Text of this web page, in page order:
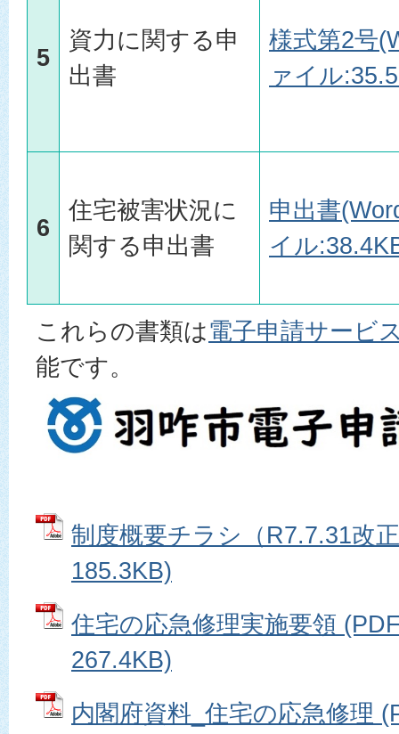
5
資力に関する申
出書
様式第2号
ァイル
6
住宅被害状況に
関する申出書
申出書
イル
これらの書類は電子申請サービ
能です。
制度概要チラシ（R7.7.31改
185.3KB)
住宅の応急修理実施要領
267.4KB)
内閣府資料_住宅の応急修理